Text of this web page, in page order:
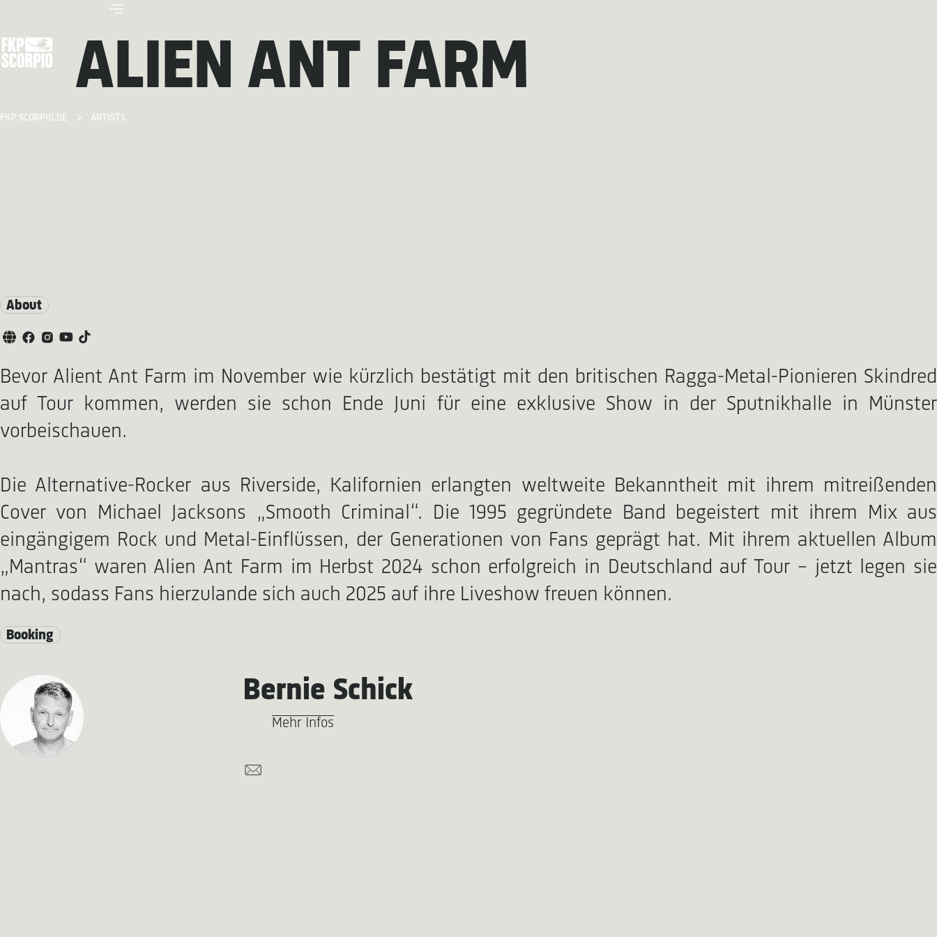
FKP SCORPIO.DE ARTISTS
ALIEN ANT FARM
About
Bevor Alient Ant Farm im November wie kürzlich bestätigt mit den britischen Ragga-Metal-Pionieren Skindred
auf Tour kommen, werden sie schon Ende Juni für eine exklusive Show in der Sputnikhalle in Münster
vorbeischauen.
Die Alternative-Rocker aus Riverside, Kalifornien erlangten weltweite Bekanntheit mit ihrem mitreißenden
Cover von Michael Jacksons „Smooth Criminal“. Die 1995 gegründete Band begeistert mit ihrem Mix aus
eingängigem Rock und Metal-Einflüssen, der Generationen von Fans geprägt hat. Mit ihrem aktuellen Album
„Mantras“ waren Alien Ant Farm im Herbst 2024 schon erfolgreich in Deutschland auf Tour – jetzt legen sie
nach, sodass Fans hierzulande sich auch 2025 auf ihre Liveshow freuen können.
Booking
Bernie Schick
Mehr Infos